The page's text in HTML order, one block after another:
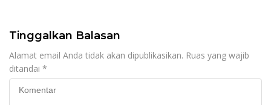
Tinggalkan Balasan
Alamat email Anda tidak akan dipublikasikan. Ruas yang wajib
ditandai *